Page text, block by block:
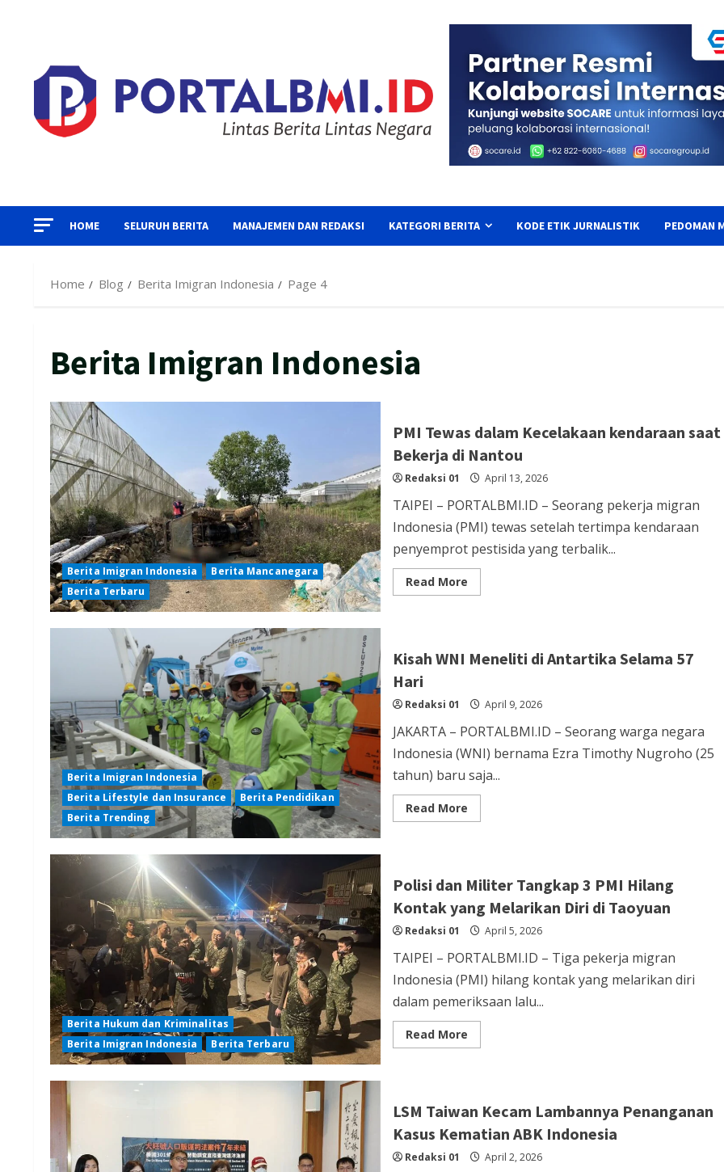
HOME SELURUH BERITA MANAJEMEN DAN REDAKSI KATEGORI BERITA KODE ETIK JURNALISTIK PEDOMAN
Home Blog Berita Imigran Indonesia Page 4
Berita Imigran Indonesia
Berita Imigran Indonesia
Berita Mancanegara
Berita Terbaru
PMI Tewas dalam Kecelakaan kendaraan saat
Bekerja di Nantou
Redaksi 01 April 13, 2026
TAIPEI – PORTALBMI.ID – Seorang pekerja migran
Indonesia (PMI) tewas setelah tertimpa kendaraan
penyemprot pestisida yang terbalik...
Read MoreRead
more
kendaraan
Nantou
Berita Imigran Indonesia
Berita Lifestyle dan Insurance
Berita Pendidikan
Berita Trending
Kisah WNI Meneliti di Antartika Selama 57
Hari
Redaksi 01 April 9, 2026
JAKARTA – PORTALBMI.ID – Seorang warga negara
Indonesia (WNI) bernama Ezra Timothy Nugroho (25
tahun) baru saja...
Read MoreRead
more
Antartika
57
Hari
Berita Hukum dan Kriminalitas
Berita Imigran Indonesia
Berita Terbaru
Polisi dan Militer Tangkap 3 PMI Hilang
Kontak yang Melarikan Diri di Taoyuan
Redaksi 01 April 5, 2026
TAIPEI – PORTALBMI.ID – Tiga pekerja migran
Indonesia (PMI) hilang kontak yang melarikan diri
dalam pemeriksaan lalu...
Read MoreRead
more
3
Hilang
yang
LSM Taiwan Kecam Lambannya Penanganan
Kasus Kematian ABK Indonesia
Redaksi 01 April 2, 2026